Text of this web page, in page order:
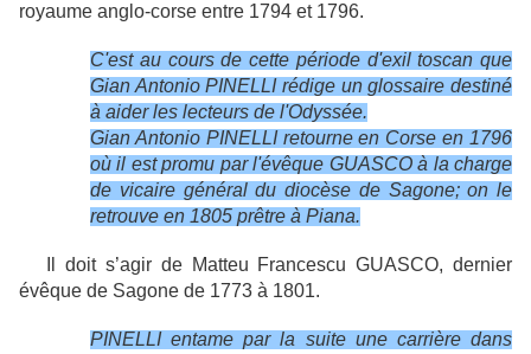
royaume anglo-corse entre 1794 et 1796.
C'est au cours de cette période d'exil toscan que
Gian Antonio PINELLI rédige un glossaire destiné
à aider les lecteurs de l'Odyssée.
Gian Antonio PINELLI retourne en Corse en 1796
où il est promu par l'évêque GUASCO à la charge
de vicaire général du diocèse de Sagone; on le
retrouve en 1805 prêtre à Piana.
Il doit s’agir de Matteu Francescu GUASCO, dernier
évêque de Sagone de 1773 à 1801.
PINELLI entame par la suite une carrière dans